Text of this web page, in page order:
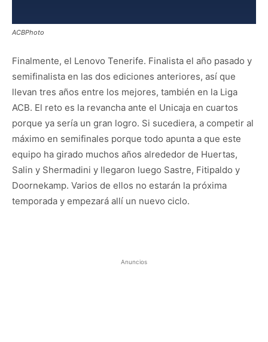
ACBPhoto
Finalmente, el Lenovo Tenerife. Finalista el año pasado y
semifinalista en las dos ediciones anteriores, así que
llevan tres años entre los mejores, también en la Liga
ACB. El reto es la revancha ante el Unicaja en cuartos
porque ya sería un gran logro. Si sucediera, a competir al
máximo en semifinales porque todo apunta a que este
equipo ha girado muchos años alrededor de Huertas,
Salin y Shermadini y llegaron luego Sastre, Fitipaldo y
Doornekamp. Varios de ellos no estarán la próxima
temporada y empezará allí un nuevo ciclo.
Anuncios